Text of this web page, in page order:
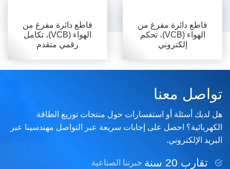
قاطع دائرة مفرغ من
الهواء (VCB)، تحكم
إلكتروني
قاطع دائرة مفرغ من
الهواء (VCB)، تكامل
رقمي متقدم
تواصل معنا
هل لديك أسئلة أو استفسارات حول منتجات توزيع الطاقة
الكهربائية؟ احصل على إجابات سريعة عبر التواصل مهندسينا عبر
البريد الإلكتروني.
تقارب 20 سنة خبرتنا الصناعية